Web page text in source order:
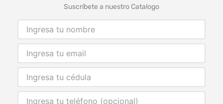
Suscríbete a nuestro Catalogo